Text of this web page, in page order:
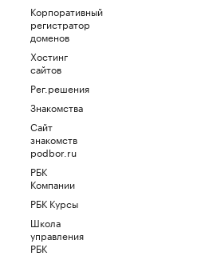
Корпоративный
регистратор
доменов
Хостинг
сайтов
Рег.решения
Знакомства
Сайт
знакомств
podbor.ru
РБК
Компании
РБК Курсы
Школа
управления
РБК